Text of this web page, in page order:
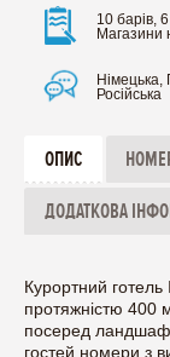
10 барів,
Магазини
Німецька,
Російська
ОПИС
ДОДАТКОВА
Курортний
протяжністю 400
посеред
гостей номери з